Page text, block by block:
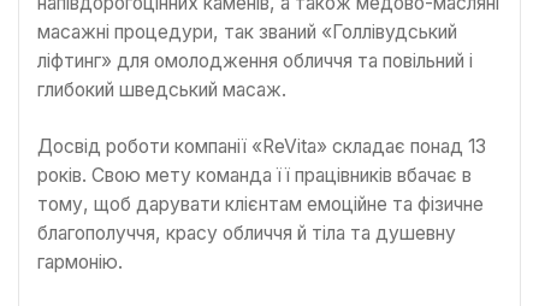
масажні процедури, так званий «Голлівудський
ліфтинг» для омолодження обличчя та повільний і
глибокий шведський масаж.
Досвід роботи компанії «ReVita» складає понад 13
років. Свою мету команда її працівників вбачає в
тому, щоб дарувати клієнтам емоційне та фізичне
благополуччя, красу обличчя й тіла та душевну
гармонію.